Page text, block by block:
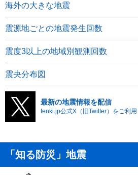
海外の大きな地震
震源地ごとの地震発生回数
震度3以上の地域別観測回数
震央分布図
最新の地震情報を配信
tenki.jp公式X（旧Twitter）をご利用
「知る防災」地震